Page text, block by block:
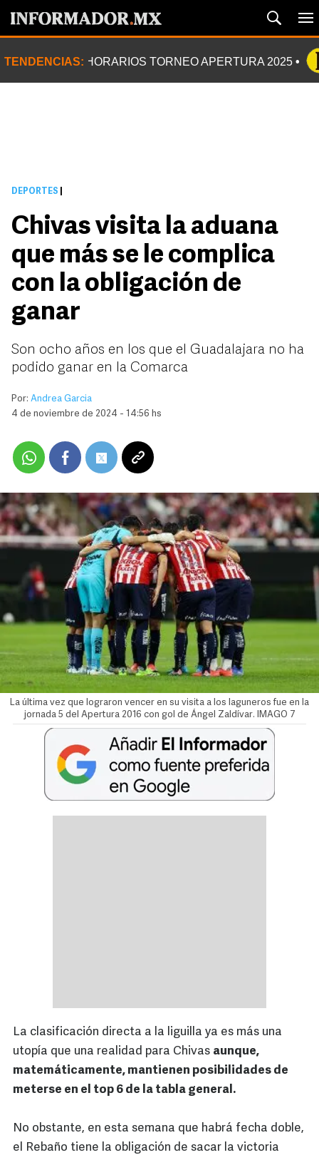
TENDENCIAS: HORARIOS TORNEO APERTURA 2025
DEPORTES
Chivas visita la aduana
que más se le complica
con la obligación de
ganar
Son ocho años en los que el Guadalajara no ha
podido ganar en la Comarca
Por: Andrea Garcia
4 de noviembre de 2024 - 14:56 hs
La última vez que lograron vencer en su visita a los laguneros fue en la
jornada 5 del Apertura 2016 con gol de Ángel Zaldívar. IMAGO 7
La clasificación directa a la liguilla ya es más una
utopía que una realidad para Chivas aunque,
matemáticamente, mantienen posibilidades de
meterse en el top 6 de la tabla general.
No obstante, en esta semana que habrá fecha doble,
el Rebaño tiene la obligación de sacar la victoria